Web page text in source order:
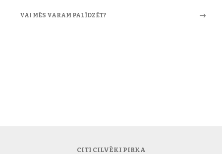
VAI MĒS VARAM PALĪDZĒT?
CITI CILVĒKI PIRKA